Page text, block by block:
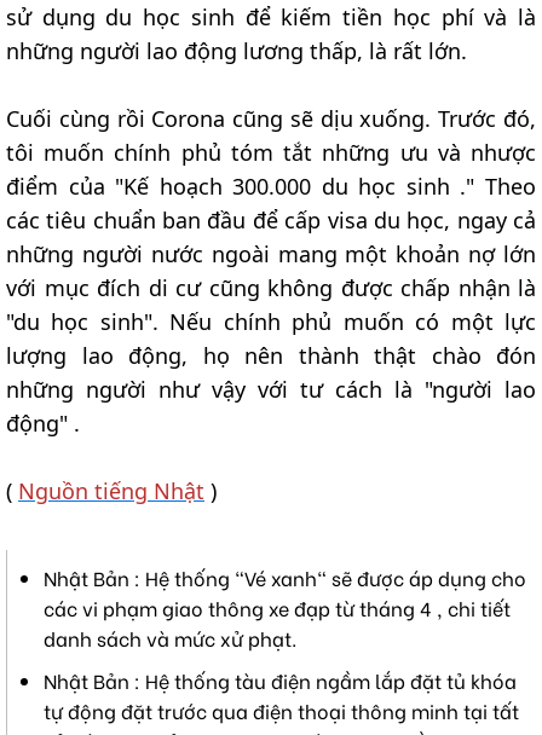
sử dụng du học sinh để kiếm tiền học phí và là
những người lao động lương thấp, là rất lớn.
Cuối cùng rồi Corona cũng sẽ dịu xuống. Trước đó,
tôi muốn chính phủ tóm tắt những ưu và nhược
điểm của "Kế hoạch 300.000 du học sinh ." Theo
các tiêu chuẩn ban đầu để cấp visa du học, ngay cả
những người nước ngoài mang một khoản nợ lớn
với mục đích di cư cũng không được chấp nhận là
"du học sinh". Nếu chính phủ muốn có một lực
lượng lao động, họ nên thành thật chào đón
những người như vậy với tư cách là "người lao
động" .
( Nguồn tiếng Nhật )
Nhật Bản : Hệ thống "Vé xanh" sẽ được áp dụng cho
các vi phạm giao thông xe đạp từ tháng 4 , chi tiết
danh sách và mức xử phạt.
Nhật Bản : Hệ thống tàu điện ngầm lắp đặt tủ khóa
tự động đặt trước qua điện thoại thông minh tại tất